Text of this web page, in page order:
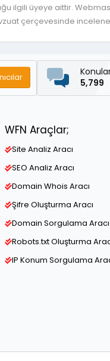
ilgili üyeye aittir.
çerçevesinde
5,799
WFN Araçlar;
Site Analiz Aracı
SEO Analiz Aracı
Domain Whois Aracı
Şifre Oluşturma Aracı
Domain Sorgulama Aracı
Robots.txt Oluşturma
IP Konum Sorgulama